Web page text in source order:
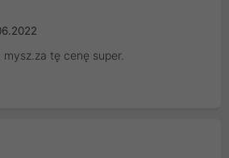
tę cenę super.